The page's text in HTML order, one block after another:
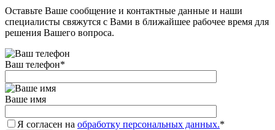
Оставьте Ваше сообщение и контактные данные и наши
специалисты свяжутся с Вами в ближайшее рабочее время для
решения Вашего вопроса.
Ваш телефон*
Ваше имя
Я согласен на обработку персональных данных.*